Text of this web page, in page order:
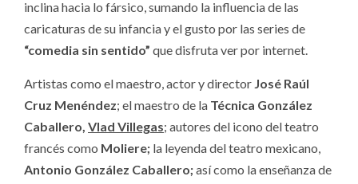
inclina hacia lo fársico, sumando la influencia de las
caricaturas de su infancia y el gusto por las series de
“comedia sin sentido” que disfruta ver por internet.
Artistas como el maestro, actor y director José Raúl
Cruz Menéndez; el maestro de la Técnica González
Caballero, Vlad Villegas; autores del icono del teatro
francés como Moliere; la leyenda del teatro mexicano,
Antonio González Caballero;así como la enseñanza de